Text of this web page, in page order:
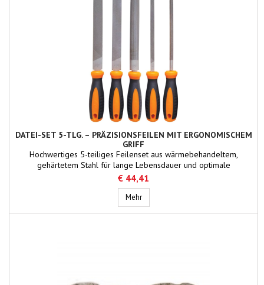
DATEI-SET 5-TLG. – PRÄZISIONSFEILEN MIT ERGONOMISCHEM
GRIFF
Hochwertiges 5-teiliges Feilenset aus wärmebehandeltem,
gehärtetem Stahl für lange Lebensdauer und optimale
Materialabtragung. Die präzisionsgeschliffenen Zähne sorgen für
effizientes Schärfen, Formen und Entgraten von Metall und
Kunststoff. Ergonomische, rutschfeste Griffe bieten hohen Komfort
und Sicherheit. Inklusive robuster, kompakter Box zur...
€ 44,41
MehrDatei-Set 5-tlg. – Präzisionsfeilen